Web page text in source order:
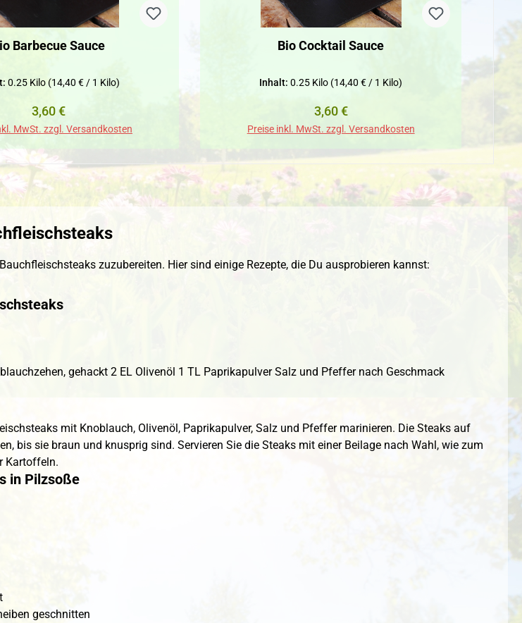
Barbecue Sauce
0.25 Kilo (14,40 € / 1 Kilo)
Regulärer Preis:
3,60 €
MwSt. zzgl. Versandkosten
Bio Cocktail Sauce
Inhalt:0.25 Kilo (14,40 € / 1 Kilo)
Regulärer Preis:
3,60 €
Preise inkl. MwSt. zzgl. Versandkosten
zuzubereiten. Hier sind einige Rezepte, die Du ausprobieren kannst:
gehackt 2 EL Olivenöl 1 TL Paprikapulver Salz und Pfeffer nach Geschmack
mit Knoblauch, Olivenöl, Paprikapulver, Salz und Pfeffer marinieren. Die Steaks auf
bis sie braun und knusprig sind. Servieren Sie die Steaks mit einer Beilage nach Wahl, wie zum
Kartoffeln.
in Pilzsoße
geschnitten